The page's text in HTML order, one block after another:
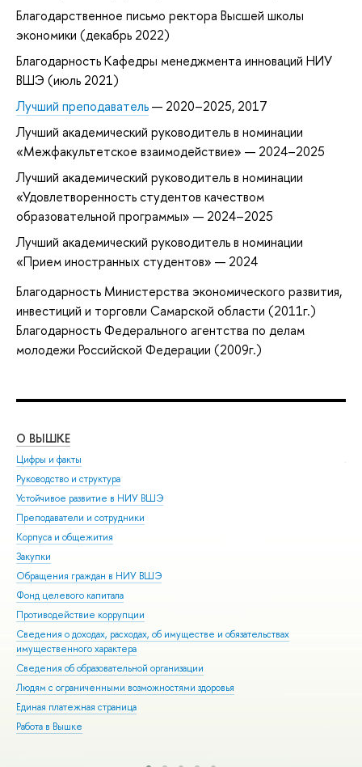
Благодарственное письмо ректора Высшей школы
экономики (декабрь 2022)
Благодарность Кафедры менеджмента инноваций НИУ
ВШЭ (июль 2021)
Лучший преподаватель— 2020–2025, 2017
Лучший академический руководитель в номинации
«Межфакультетское взаимодействие» — 2024–2025
Лучший академический руководитель в номинации
«Удовлетворенность студентов качеством
образовательной программы» — 2024–2025
Лучший академический руководитель в номинации
«Прием иностранных студентов» — 2024
Благодарность Министерства экономического развития,
инвестиций и торговли Самарской области (2011г.)
Благодарность Федерального агентства по делам
молодежи Российской Федерации (2009г.)
О ВЫШКЕ
Цифры и факты
Руководство и структура
Устойчивое развитие в НИУ ВШЭ
Преподаватели и сотрудники
Корпуса и общежития
Закупки
Обращения граждан в НИУ ВШЭ
Фонд целевого капитала
Противодействие коррупции
Сведения о доходах, расходах, об имуществе и обязательствах
имущественного характера
Сведения об образовательной организации
Людям с ограниченными возможностями здоровья
Единая платежная страница
Работа в Вышке